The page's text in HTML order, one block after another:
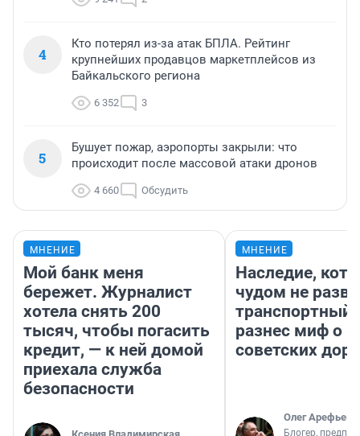
4
Кто потерял из-за атак БПЛА. Рейтинг
крупнейших продавцов маркетплейсов из
Байкальского региона
6 352 3
5
Бушует пожар, аэропорты закрыли: что
происходит после массовой атаки дронов
4 660 Обсудить
МНЕНИЕ
Мой банк меня
бережет. Журналист
хотела снять 200
тысяч, чтобы погасить
кредит, — к ней домой
приехала служба
безопасности
МНЕНИЕ
Наследие,
чудом не
транспортный
разнес миф о
советских
Олег Арефьев
Блогер,